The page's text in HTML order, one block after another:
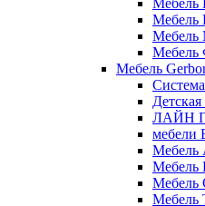
Мебель
Мебель
ЛАЙН
мебели
Мебель
Мебель
Мебель